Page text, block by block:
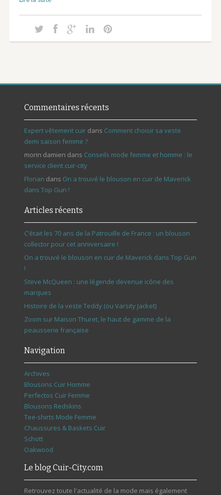
Commentaires récents
Expert vêtement cuirdans Comment choisir sa veste
demi saison femme ?
morin damien dans Conseils mode femme et homme : le
service client cuir-city
Florian dans On a trouvé le blouson en cuir de Maverick
dans Top Gun !
Articles récents
C’était les 70 ans de la Patrouille de France : un blouson
collector pour cet anniversaire !
On a trouvé le blouson en cuir de Maverick dans Top Gun
!
Steve McQueen : une légende devenue icône des
marques
Histoire de la veste Teddy (ou Varsity Jacket)
Zoom sur Maison Thuret, le haut de gamme de la
peausserie française
Navigation
Archives
Blousons Cuir Homme
Perfectos Cuir Femme
Blousons Redskins
Tee-shirts Mode Femme
Chaussures & Baskets Cuir
Schott
Oakwood
Le blog Cuir-City.com
Retrouvez toute l'actualité de la mode mais également